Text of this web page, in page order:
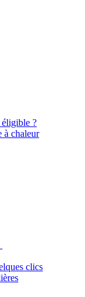
éligible ?
à chaleur
clics